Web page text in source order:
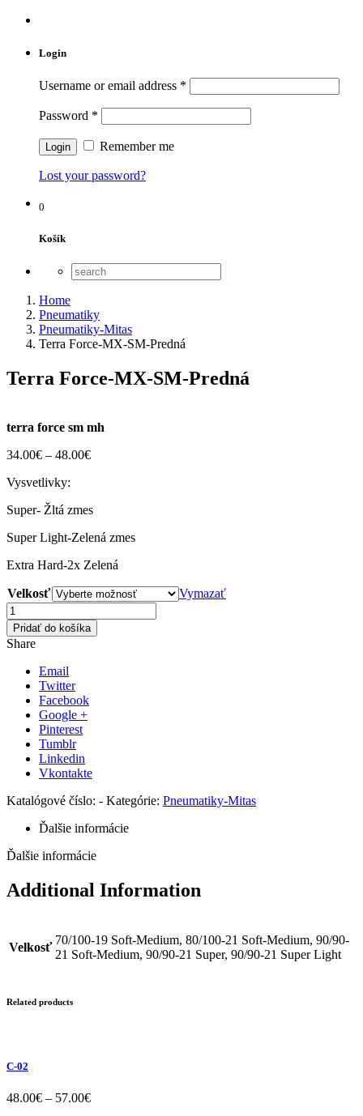
Login
Username or email address *
Password *
Remember me
Lost your password?
0
Košík
Home
Pneumatiky
Pneumatiky-Mitas
Terra Force-MX-SM-Predná
Terra Force-MX-SM-Predná
terra force sm mh
34.00€ – 48.00€
Vysvetlivky:
Super- Žltá zmes
Super Light-Zelená zmes
Extra Hard-2x Zelená
Velkosť
Vymazať
množstvo
Terra
Force-
MX-
SM-
Predná
Pridať do košíka
Share
Email
Twitter
Facebook
Google +
Pinterest
Tumblr
Linkedin
Vkontakte
Katalógové číslo: - Kategórie: Pneumatiky-Mitas
Ďalšie informácie
Ďalšie informácie
Additional Information
Velkosť
70/100-19 Soft-Medium, 80/100-21 Soft-Medium, 90/90-
21 Soft-Medium, 90/90-21 Super, 90/90-21 Super Light
Related products
C-02
48.00€ – 57.00€